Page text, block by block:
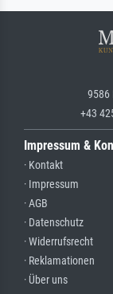
9586
+43
Impressum &
· Kontakt
· Impressum
· AGB
· Datenschutz
· Widerrufsrecht
· Reklamationen
· Über uns